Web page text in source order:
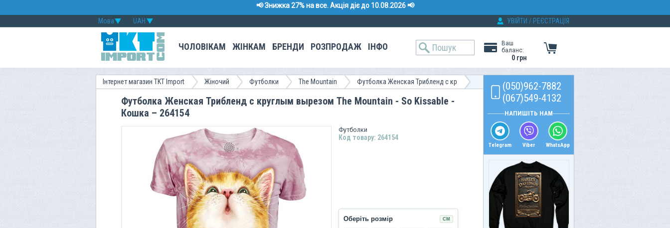
📢 Знижка 27% на все. Акція діє до 10.08.2026 📢
UAH
Мова УВІЙТИ / РЕЄСТРАЦІЯ
Ваш
баланс:
0 грн
ЧОЛОВІКАМ ЖІНКАМ БРЕНДИ РОЗПРОДАЖ ІНФО
Інтернет магазин TKT Import Жіночий Футболки The Mountain Футболка Женская Трибленд с кр
Футболка Женская Трибленд с круглым вырезом The Mountain - So Kissable -
Кошка – 264154
Футболки
Код товару: 264154
Оберіть розмір СМ
(050)962-7882
(067)549-4132
НАПИШІТЬ НАМ
Telegram Viber WhatsApp